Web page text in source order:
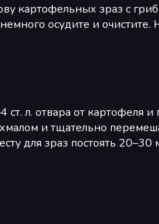
картофельных зраз с
осудите и очистите.
ст. л. отвара от
и тщательно
для зраз постоять 20–30